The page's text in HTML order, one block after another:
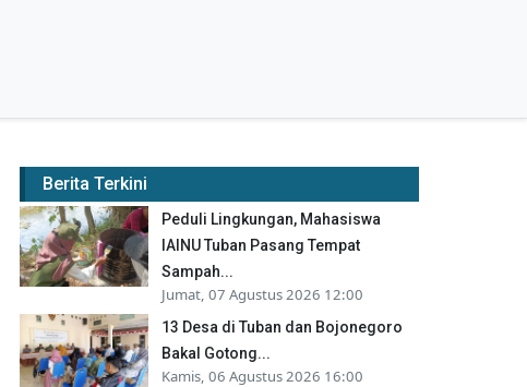
Berita Terkini
Peduli Lingkungan, Mahasiswa
IAINU Tuban Pasang Tempat
Sampah...
Jumat, 07 Agustus 2026 12:00
13 Desa di Tuban dan Bojonegoro
Bakal Gotong...
Kamis, 06 Agustus 2026 16:00